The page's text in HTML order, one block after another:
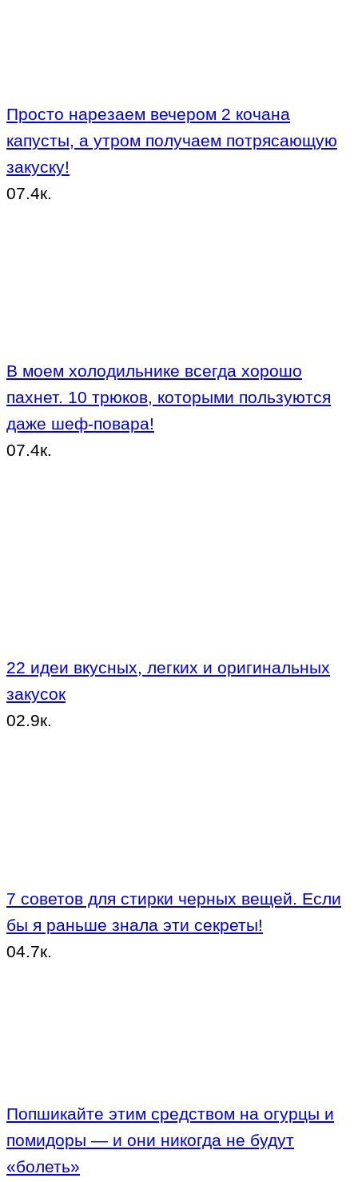
Просто нарезаем вечером 2 кочана
капусты, а утром получаем потрясающую
закуску!
07.4к.
В моем холодильнике всегда хорошо
пахнет. 10 трюков, которыми пользуются
даже шеф-повара!
07.4к.
22 идеи вкусных, легких и оригинальных
закусок
02.9к.
7 советов для стирки черных вещей. Если
бы я раньше знала эти секреты!
04.7к.
Попшикайте этим средством на огурцы и
помидоры — и они никогда не будут
«болеть»